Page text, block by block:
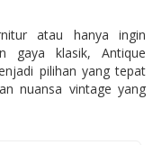
atau hanya ingin
gaya klasik, Antique
pilihan yang tepat
nuansa vintage yang